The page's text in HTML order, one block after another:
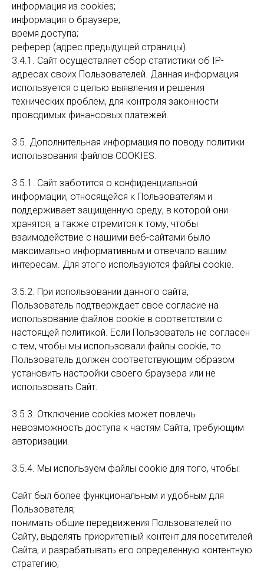
информация из cookies;
информация о браузере;
время доступа;
реферер (адрес предыдущей страницы).
3.4.1. Сайт осуществляет сбор статистики об IP-
адресах своих Пользователей. Данная информация
используется с целью выявления и решения
технических проблем, для контроля законности
проводимых финансовых платежей.
3.5. Дополнительная информация по поводу политики
использования файлов COOKIES.
3.5.1. Сайт заботится о конфиденциальной
информации, относящейся к Пользователям и
поддерживает защищенную среду, в которой они
хранятся, а также стремится к тому, чтобы
взаимодействие с нашими веб-сайтами было
максимально информативным и отвечало вашим
интересам. Для этого используются файлы cookie.
3.5.2. При использовании данного сайта,
Пользователь подтверждает свое согласие на
использование файлов cookie в соответствии с
настоящей политикой. Если Пользователь не согласен
с тем, чтобы мы использовали файлы cookie, то
Пользователь должен соответствующим образом
установить настройки своего браузера или не
использовать Сайт.
3.5.3. Отключение cookies может повлечь
невозможность доступа к частям Сайта, требующим
авторизации.
3.5.4. Мы используем файлы cookie для того, чтобы:
Сайт был более функциональным и удобным для
Пользователя;
понимать общие передвижения Пользователей по
Сайту, выделять приоритетный контент для посетителей
Сайта, и разрабатывать его определенную контентную
стратегию;